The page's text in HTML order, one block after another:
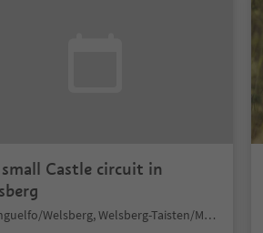
Castle circuit in
Monguelfo/Welsberg, Welsberg-Taisten/Monguelfo-Tesido